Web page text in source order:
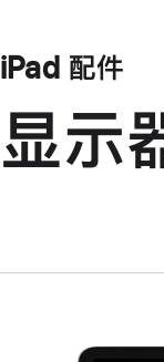
iPad 配件
显示